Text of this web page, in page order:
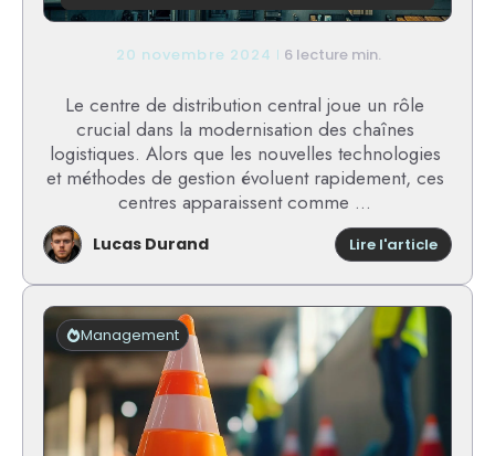
20 novembre 2024 6 lecture min.
Le centre de distribution central joue un rôle
crucial dans la modernisation des chaînes
logistiques. Alors que les nouvelles technologies
et méthodes de gestion évoluent rapidement, ces
centres apparaissent comme ...
Lucas Durand Lire l'article:
Qu’est-
ce
qu’un
Management